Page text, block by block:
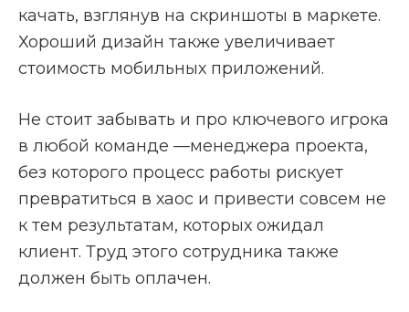
качать, взглянув на скриншоты в маркете.
Хороший дизайн также увеличивает
стоимость мобильных приложений.
Не стоит забывать и про ключевого игрока
в любой команде —менеджера проекта,
без которого процесс работы рискует
превратиться в хаос и привести совсем не
к тем результатам, которых ожидал
клиент. Труд этого сотрудника также
должен быть оплачен.